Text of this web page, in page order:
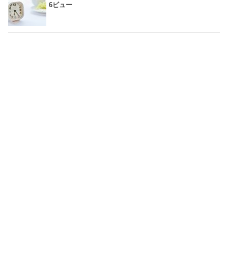
6ビュー